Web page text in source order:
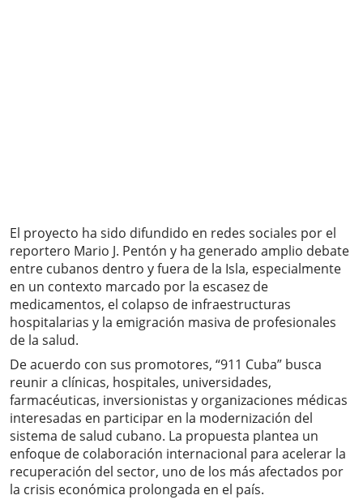
El proyecto ha sido difundido en redes sociales por el
reportero Mario J. Pentón y ha generado amplio debate
entre cubanos dentro y fuera de la Isla, especialmente
en un contexto marcado por la escasez de
medicamentos, el colapso de infraestructuras
hospitalarias y la emigración masiva de profesionales
de la salud.
De acuerdo con sus promotores, “911 Cuba” busca
reunir a clínicas, hospitales, universidades,
farmacéuticas, inversionistas y organizaciones médicas
interesadas en participar en la modernización del
sistema de salud cubano. La propuesta plantea un
enfoque de colaboración internacional para acelerar la
recuperación del sector, uno de los más afectados por
la crisis económica prolongada en el país.